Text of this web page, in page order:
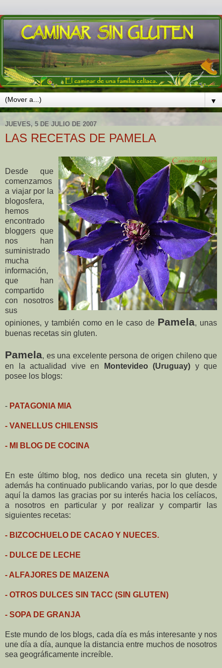
▼
JUEVES, 5 DE JULIO DE 2007
LAS RECETAS DE PAMELA
Desde que
comenzamos
a viajar por la
blogosfera,
hemos
encontrado
bloggers que
nos han
suministrado
mucha
información,
que han
compartido
con nosotros
sus
opiniones, y también como en le caso de Pamela, unas
buenas recetas sin gluten.
Pamela, es una excelente persona de origen chileno que
en la actualidad vive en
Montevideo (Uruguay) y que
posee los blogs:
- PATAGONIA MIA
- VANELLUS CHILENSIS
- MI BLOG DE COCINA
En este último blog, nos dedico una receta sin gluten, y
además ha continuado publicando varias, por lo que desde
aquí la damos las gracias por su interés hacia los celíacos,
a nosotros en particular y por realizar y compartir las
siguientes recetas:
- BIZCOCHUELO DE CACAO Y NUECES.
- DULCE DE LECHE
- ALFAJORES DE MAIZENA
- OTROS DULCES SIN TACC (SIN GLUTEN)
- SOPA DE GRANJA
Este mundo de los blogs, cada día es más interesante y nos
une día a día, aunque la distancia entre muchos de nosotros
sea geográficamente increíble.